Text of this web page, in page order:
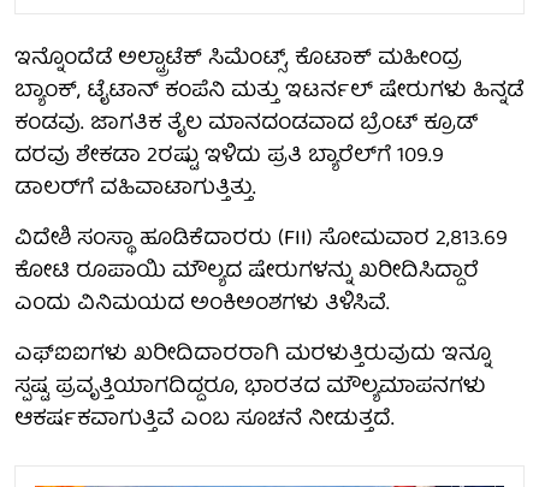
ಇನ್ನೊಂದೆಡೆ ಅಲ್ಟ್ರಾಟೆಕ್ ಸಿಮೆಂಟ್ಸ್, ಕೊಟಾಕ್ ಮಹೀಂದ್ರ
ಬ್ಯಾಂಕ್, ಟೈಟಾನ್ ಕಂಪೆನಿ ಮತ್ತು ಇಟರ್ನಲ್ ಷೇರುಗಳು ಹಿನ್ನಡೆ
ಕಂಡವು. ಜಾಗತಿಕ ತೈಲ ಮಾನದಂಡವಾದ ಬ್ರೆಂಟ್ ಕ್ರೂಡ್
ದರವು ಶೇಕಡಾ 2ರಷ್ಟು ಇಳಿದು ಪ್ರತಿ ಬ್ಯಾರೆಲ್‌ಗೆ 109.9
ಡಾಲರ್‌ಗೆ ವಹಿವಾಟಾಗುತ್ತಿತ್ತು.
ವಿದೇಶಿ ಸಂಸ್ಥಾ ಹೂಡಿಕೆದಾರರು (FII) ಸೋಮವಾರ 2,813.69
ಕೋಟಿ ರೂಪಾಯಿ ಮೌಲ್ಯದ ಷೇರುಗಳನ್ನು ಖರೀದಿಸಿದ್ದಾರೆ
ಎಂದು ವಿನಿಮಯದ ಅಂಕಿಅಂಶಗಳು ತಿಳಿಸಿವೆ.
ಎಫ್‌ಐಐಗಳು ಖರೀದಿದಾರರಾಗಿ ಮರಳುತ್ತಿರುವುದು ಇನ್ನೂ
ಸ್ಪಷ್ಟ ಪ್ರವೃತ್ತಿಯಾಗದಿದ್ದರೂ, ಭಾರತದ ಮೌಲ್ಯಮಾಪನಗಳು
ಆಕರ್ಷಕವಾಗುತ್ತಿವೆ ಎಂಬ ಸೂಚನೆ ನೀಡುತ್ತದೆ.